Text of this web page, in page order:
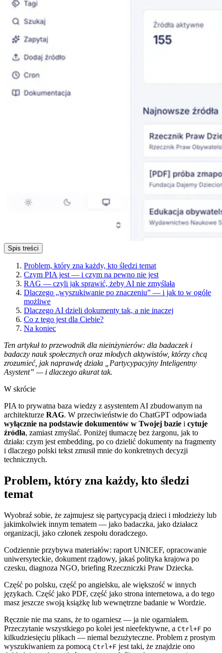
Spis treści
Problem, który zna każdy, kto śledzi temat
Czym PIA jest — i czym na pewno nie jest
RAG — czyli jak sprawić, żeby AI nie zmyślała
Dlaczego „wyszukiwanie po znaczeniu” — i jak to w ogóle
możliwe
Dlaczego AI dzieli dokumenty tak, a nie inaczej
Co z tego jest dla Ciebie?
Na koniec
Ten artykuł to przewodnik dla nieinżynierów: dla badaczek i
badaczy nauk społecznych oraz młodych aktywistów, którzy chcą
zrozumieć, jak naprawdę działa „Partycypacyjny Inteligentny
Asystent” — i dlaczego akurat tak.
W skrócie
PIA to prywatna baza wiedzy z asystentem AI zbudowanym na
architekturze RAG. W przeciwieństwie do ChatGPT odpowiada
wyłącznie na podstawie dokumentów w Twojej bazie i cytuje
źródła, zamiast zmyślać. Poniżej tłumaczę bez żargonu, jak to
działa: czym jest embedding, po co dzielić dokumenty na fragmenty
i dlaczego polski tekst zmusił mnie do konkretnych decyzji
technicznych.
Problem, który zna każdy, kto śledzi
temat
Wyobraź sobie, że zajmujesz się partycypacją dzieci i młodzieży lub
jakimkolwiek innym tematem — jako badaczka, jako działacz
organizacji, jako członek zespołu doradczego.
Codziennie przybywa materiałów: raport UNICEF, opracowanie
uniwersyteckie, dokument rządowy, jakaś polityka krajowa po
czesku, diagnoza NGO, briefing Rzeczniczki Praw Dziecka.
Część po polsku, część po angielsku, ale większość w innych
językach. Część jako PDF, część jako strona internetowa, a do tego
masz jeszcze swoją książkę lub wewnętrzne badanie w Wordzie.
Ręcznie nie ma szans, że to ogarniesz — ja nie ogarniałem.
Przeczytanie wszystkiego po kolei jest nieefektywne, a Ctrl+F po
kilkudziesięciu plikach — niemal bezużyteczne. Problem z prostym
wyszukiwaniem za pomocą Ctrl+F jest taki, że znajdzie ono